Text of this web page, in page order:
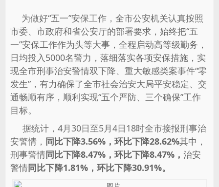
为做好“五一”安保工作，全市公安机关认真按照
市委、市政府和省公安厅的部署要求，始终把“五
一”安保工作作为头等大事，全程启动高等级勤务，
日均投入5000名警力，落细落实各项安保措施，实
现全市刑事治安警情双下降、重大敏感类案事件“零
发生”，有力确保了全市社会治安大局平安稳定、交
通畅顺有序，顺利实现“五个严防、三个确保”工作
目标。
据统计，4月30日至5月4日18时全市接报刑事治
安警情， 同比下降3.56%，环比下降28.62%其中，
刑事警情同比下降8.47%，环比下降8.47%， 治安
警情同比下降1.81%，环比下降30.91%。